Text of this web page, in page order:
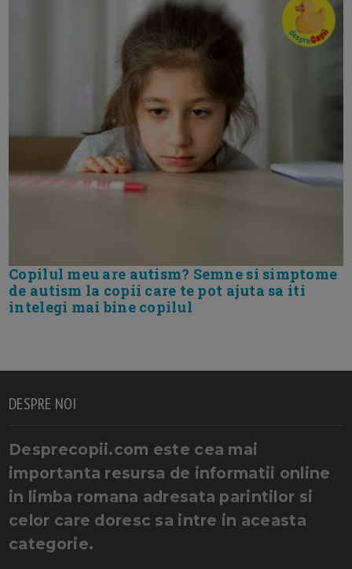
Copilul meu are autism? Semne si simptome
de autism la copii care te pot ajuta sa iti
intelegi mai bine copilul
DESPRE NOI
Desprecopii.com este cea mai
importanta resursa de informatii online
in limba romana adresata parintilor si
celor care doresc sa intre in aceasta
categorie.